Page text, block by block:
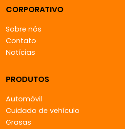
CORPORATIVO
Sobre nós
Contato
Notícias
PRODUTOS
Automóvil
Cuidado de vehículo
Grasas